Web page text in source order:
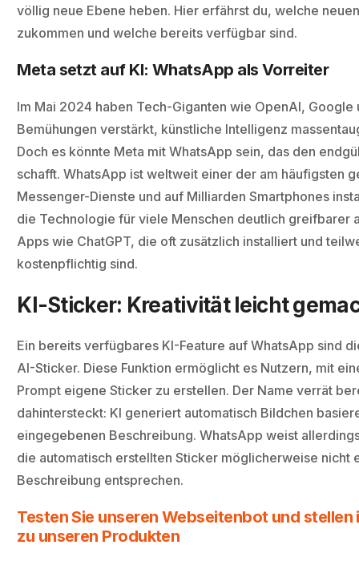
völlig neue Ebene heben. Hier erfährst du, welche
zukommen und welche bereits verfügbar sind.
Meta setzt auf KI: WhatsApp als Vorreiter
Im Mai 2024 haben Tech-Giganten wie OpenAI, Google
Bemühungen verstärkt, künstliche Intelligenz
Doch es könnte Meta mit WhatsApp sein, das den
schafft. WhatsApp ist weltweit einer der am häufigsten
Messenger-Dienste und auf Milliarden Smartphones
die Technologie für viele Menschen deutlich greifbarer
Apps wie ChatGPT, die oft zusätzlich installiert und
kostenpflichtig sind.
KI-Sticker: Kreativität leicht
Ein bereits verfügbares KI-Feature auf WhatsApp sind
AI-Sticker. Diese Funktion ermöglicht es Nutzern, mit
Prompt eigene Sticker zu erstellen. Der Name verrät
dahintersteckt: KI generiert automatisch Bildchen
eingegebenen Beschreibung. WhatsApp weist
die automatisch erstellten Sticker möglicherweise nicht
Beschreibung entsprechen.
Testen Sie unseren Webseitenbot und stellen
zu unseren Produkten